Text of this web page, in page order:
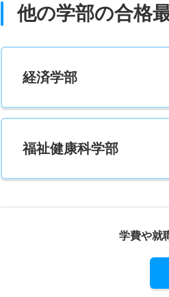
他の学部の合格
経済学部
福祉健康科学部
学費や就